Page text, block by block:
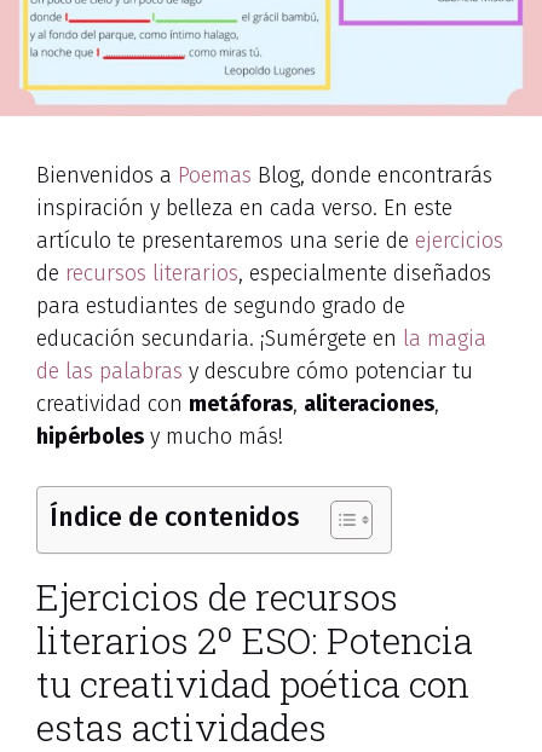
Bienvenidos a Poemas Blog, donde encontrarás
inspiración y belleza en cada verso. En este
artículo te presentaremos una serie de ejercicios
de recursos literarios, especialmente diseñados
para estudiantes de segundo grado de
educación secundaria. ¡Sumérgete en la magia
de las palabras y descubre cómo potenciar tu
creatividad con metáforas, aliteraciones,
hipérboles y mucho más!
Índice de contenidos
Ejercicios de recursos
literarios 2º ESO: Potencia
tu creatividad poética con
estas actividades